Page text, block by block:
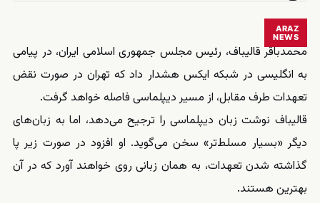
ARAZ
NEWS
محمدباقر قالیباف، رئیس مجلس جمهوری اسلامی ایران، در پیامی
به انگلیسی در شبکه ایکس هشدار داد که تهران در صورت نقض
تعهدات طرف مقابل، از مسیر دیپلماسی فاصله خواهد گرفت.
قالیباف نوشت زبان دیپلماسی را ترجیح می‌دهد، اما به زبان‌های
دیگر «بسیار مسلط‌تر» سخن می‌گوید. او افزود در صورت زیر پا
گذاشته شدن تعهدات، به همان زبانی روی خواهند آورد که در آن
بهترین هستند.